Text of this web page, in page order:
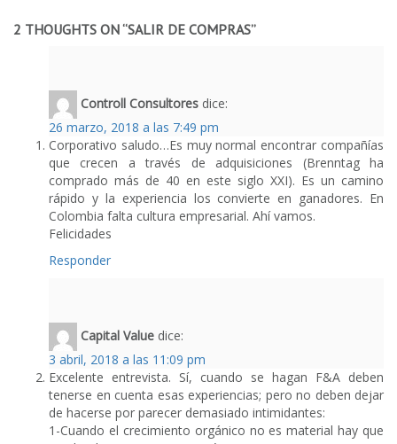
2 THOUGHTS ON “SALIR DE COMPRAS”
Controll Consultores dice:
26 marzo, 2018 a las 7:49 pm
Corporativo saludo…Es muy normal encontrar compañías
que crecen a través de adquisiciones (Brenntag ha
comprado más de 40 en este siglo XXI). Es un camino
rápido y la experiencia los convierte en ganadores. En
Colombia falta cultura empresarial. Ahí vamos.
Felicidades
Responder
Capital Value dice:
3 abril, 2018 a las 11:09 pm
Excelente entrevista. Sí, cuando se hagan F&A deben
tenerse en cuenta esas experiencias; pero no deben dejar
de hacerse por parecer demasiado intimidantes:
1-Cuando el crecimiento orgánico no es material hay que